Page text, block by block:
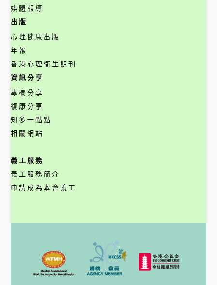
媒體報導
出版
心理健康出版
年報
香港心理衞生期刊
資訊分享
專欄分享
復康分享
知多一點點
相關網站
義工服務
義工服務簡介
申請成為本會義工